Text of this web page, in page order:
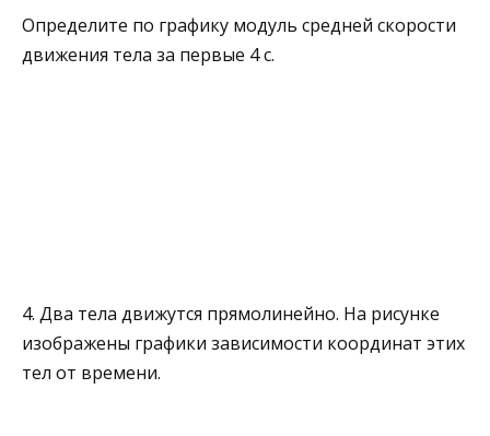
Определите по графику модуль средней скорости
движения тела за первые 4 с.
4. Два тела движутся прямолинейно. На рисунке
изображены графики зависимости координат этих
тел от времени.